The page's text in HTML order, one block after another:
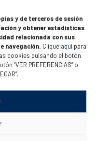
y de terceros de sesión
y obtener estadísticas
relacionada con sus
navegación. Clique aquí para
cookies pulsando el botón
“VER PREFERENCIAS” o
el Gran Premio
temporada del
un solo punto de
y Tara